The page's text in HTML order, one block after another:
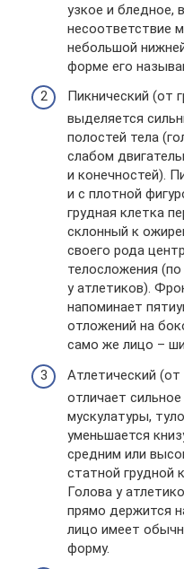
узкое и бледное,
несоответствие
небольшой
форме его
Пикнический (от
выделяется
полостей тела
слабом
и конечностей).
и с плотной
грудная клетка
склонный к
своего рода
телосложения
у атлетиков).
напоминает
отложений на
само же лицо –
Атлетический
отличает
мускулатуры,
уменьшается
средним или
статной грудной
Голова у
прямо держится
лицо имеет
форму.